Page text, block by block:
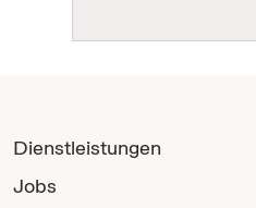
Dienstleistungen
Jobs